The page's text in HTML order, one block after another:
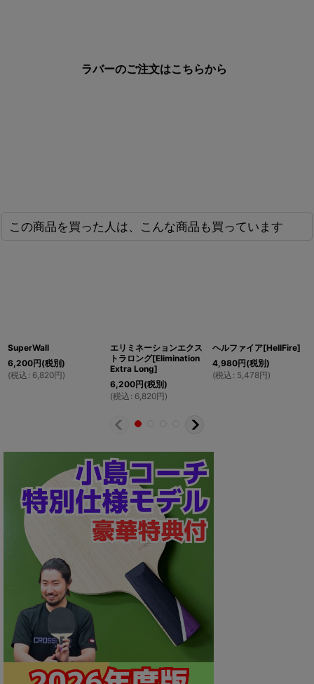
ラバーのご注文はこちらから
この商品を買った人は、こんな商品も買っています
SuperWall
6,200円(税別)
(税込 : 6,820円)
エリミネーションエクス
トラロング[Elimination
Extra Long]
6,200円(税別)
(税込 : 6,820円)
ヘルファイア[HellFire]
4,980円(税別)
(税込 : 5,478円)